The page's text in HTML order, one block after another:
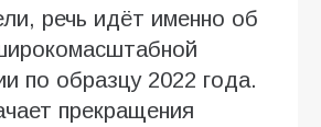
речь идёт именно об
по образцу 2022 года.
прекращения